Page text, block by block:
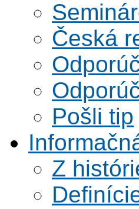
Česká
Pošli tip
Z